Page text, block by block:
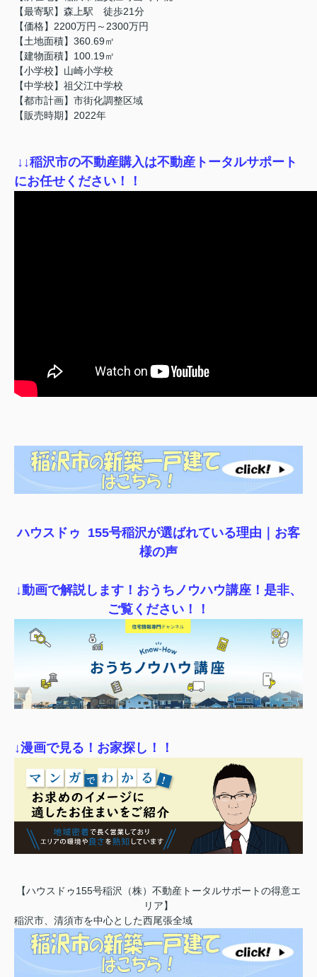
【最寄駅】森上駅 徒歩21分
【価格】2200万円～2300万円
【土地面積】360.69㎡
【建物面積】100.19㎡
【小学校】山崎小学校
【中学校】祖父江中学校
【都市計画】市街化調整区域
【販売時期】2022年
↓ ↓稲沢市の不動産購入は不動産トータルサポート
にお任せください！！
ハウスドゥ 155号稲沢が選ばれている理由｜ お客
様の声
↓動画で解説します！おうちノウハウ講座！是非、
ご覧ください！！
↓漫画で見る！お家探し！！
【ハウスドゥ155号稲沢（株）不動産トータルサポートの得意エ
リア】
稲沢市、清須市を中心とした西尾張全域